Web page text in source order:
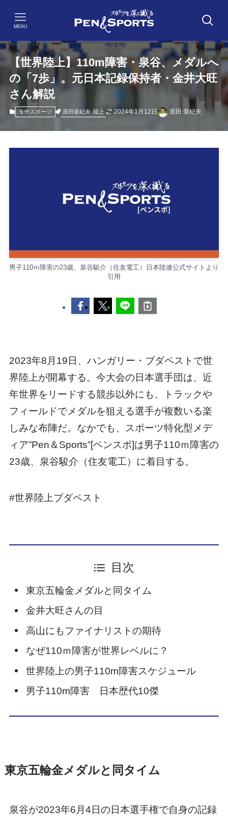
MENU
【世界陸上】110m障害・泉谷、メダルへ
の「7歩」。元日本記録保持者・金井大旺
さん解説
海外スポーツ 原田亜紀夫 陸上 2024年1月12日 原田 亜紀夫
男子110ｍ障害の23歳、泉谷駿介（住友電工）日本陸連公式サイトより
引用
2023年8月19日、ハンガリー・ブダペストで世
界陸上が開幕する。今大会の日本選手団は、近
年世界をリードする競歩以外にも、トラックや
フィールドでメダルを狙える選手が複数いる楽
しみな布陣だ。なかでも、スポーツ特化型メデ
ィア”Pen＆Sports”[ペンスポ]は男子110ｍ障害の
23歳、泉谷駿介（住友電工）に着目する。
#世界陸上ブダペスト
目次
東京五輪金メダルと同タイム
金井大旺さんの目
高山にもファイナリストの期待
なぜ110ｍ障害が世界レベルに？
世界陸上の男子110m障害スケジュール
男子110m障害 日本歴代10傑
東京五輪金メダルと同タイム
泉谷が2023年6月4日の日本選手権で自身の記録